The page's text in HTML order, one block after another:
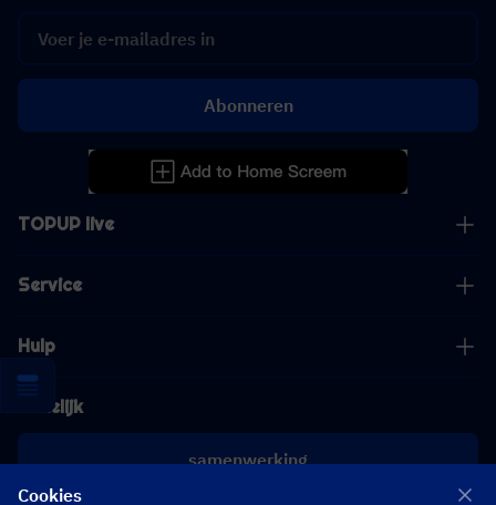
TOPUP live
Service
Hulp
Zakelijk
samenwerking
Abonneren
Cookies